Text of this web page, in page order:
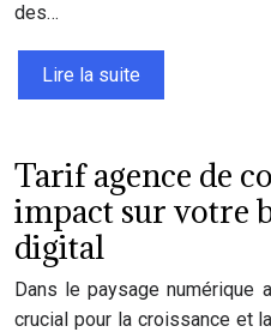
des…
Lire la suite
Tarif agence de
impact sur votre
digital
Dans le paysage numérique
crucial pour la croissance et